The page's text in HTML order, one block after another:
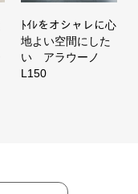
ﾄｲﾚをオシャレに心
地よい空間にした
い アラウーノ
L150